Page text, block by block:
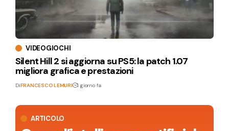
ARTICOLO
VIDEOGIOCHI
Silent Hill 2 si aggiorna su PS5: la patch 1.07
migliora grafica e prestazioni
DiFRANCESCO LEMURI 1 giorno fa